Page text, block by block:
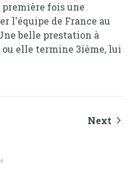
première fois une
l'équipe de France au
belle prestation à
elle termine 3ième, lui
Next